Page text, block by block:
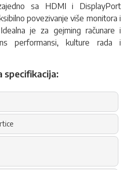
sa HDMI i DisplayPort
povezivanje više monitora i
je za gejming računare i
performansi, kulture rada i
specifikacija: